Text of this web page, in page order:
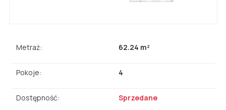
Metraż: 62.24 m²
Pokoje: 4
Dostępność: Sprzedane